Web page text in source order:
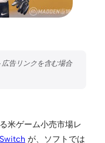
米ゲーム小売市場レ
が、ソフトでは